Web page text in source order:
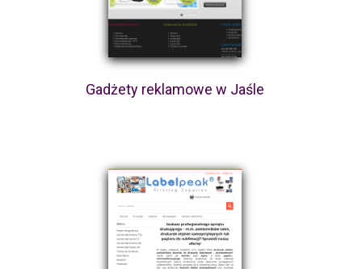
Gadżety reklamowe w Jaśle